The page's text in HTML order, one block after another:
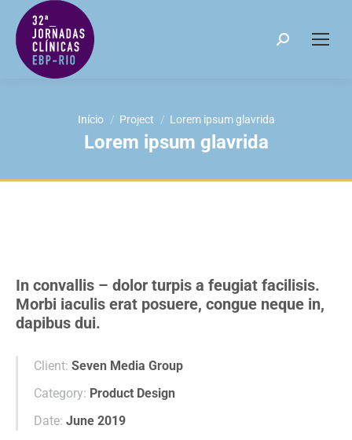
Search:
Você está aqui:
Início Project Lorem ipsum glavrida
Lorem ipsum glavrida
In convallis – dolor turpis a feugiat facilisis.
Morbi iaculis erat posuere, congue neque in,
dapibus dui.
Client: Seven Media Group
Category: Product Design
Date: June 2019